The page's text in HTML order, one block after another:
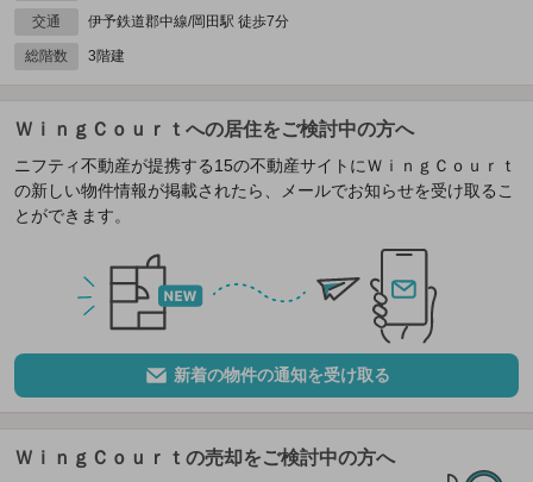
交通 伊予鉄道郡中線/岡田駅 徒歩7分
総階数 3階建
ＷｉｎｇＣｏｕｒｔへの居住をご検討中の方へ
ニフティ不動産が提携する15の不動産サイトにＷｉｎｇＣｏｕｒｔ
の新しい物件情報が掲載されたら、メールでお知らせを受け取るこ
とができます。
新着の物件の通知を受け取る
ＷｉｎｇＣｏｕｒｔの売却をご検討中の方へ